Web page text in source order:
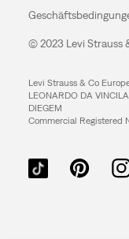
© 2023 Levi Strauss
Levi Strauss & Co
LEONARDO DA
DIEGEM
Commercial Registered